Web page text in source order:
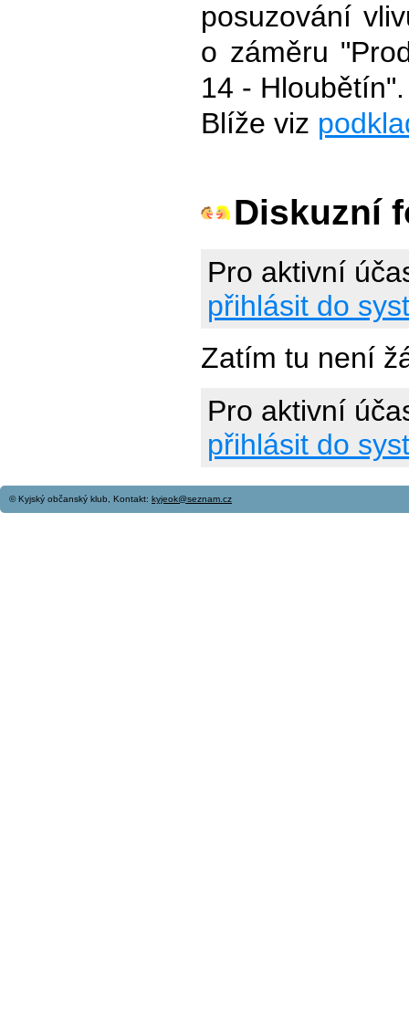
posuzování
o záměru
14 - Hloubětín".
Blíže viz
Diskuzní
Pro aktivní
přihlásit do
Zatím tu není
Pro aktivní
přihlásit do
© Kyjský občanský klub, Kontakt: kyjeok@seznam.cz